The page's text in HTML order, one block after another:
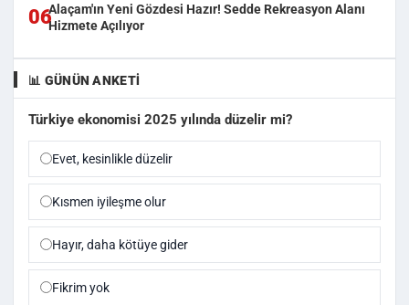
06Alaçam'ın Yeni Gözdesi Hazır! Sedde Rekreasyon Alanı
Hizmete Açılıyor
📊 GÜNÜN ANKETI
Türkiye ekonomisi 2025 yılında düzelir mi?
Evet, kesinlikle düzelir
Kısmen iyileşme olur
Hayır, daha kötüye gider
Fikrim yok